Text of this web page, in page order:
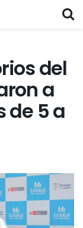
del
a
de 5 a